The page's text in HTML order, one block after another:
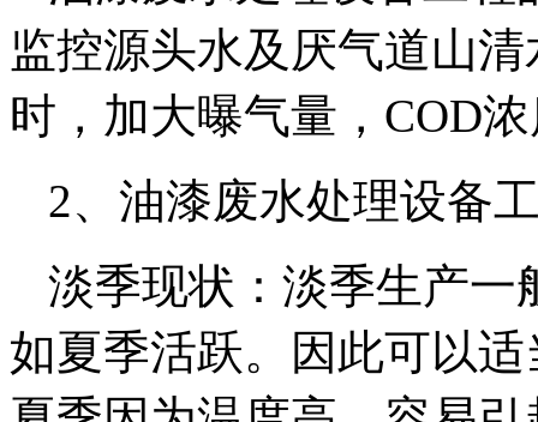
监控源头水及厌气道山
时，加大曝气量，COD
2、油漆废水处理设备
淡季现状：淡季生产一
如夏季活跃。因此可以